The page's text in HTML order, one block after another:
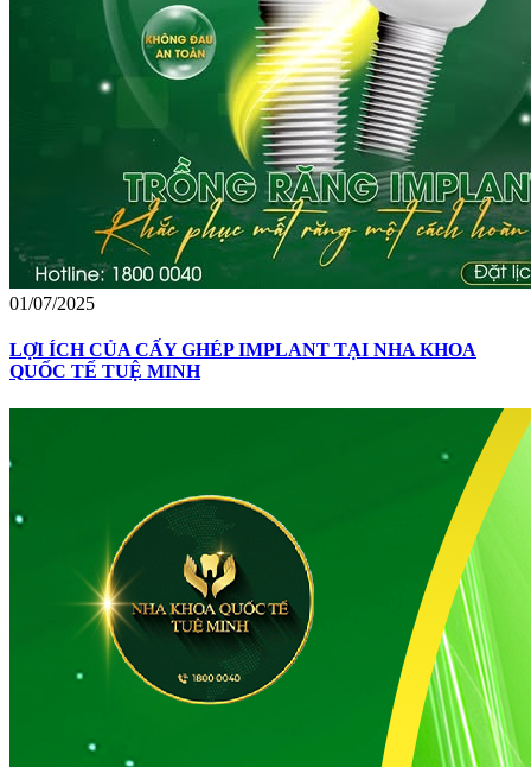
01/07/2025
LỢI ÍCH CỦA CẤY GHÉP IMPLANT TẠI NHA KHOA
QUỐC TẾ TUỆ MINH